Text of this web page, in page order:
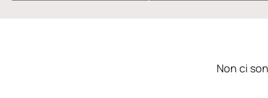
Non ci